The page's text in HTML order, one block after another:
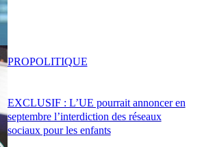
EXCLUSIF : L’UE pourrait annoncer en
septembre l’interdiction des réseaux
sociaux pour les enfants
PROPOLITIQUE